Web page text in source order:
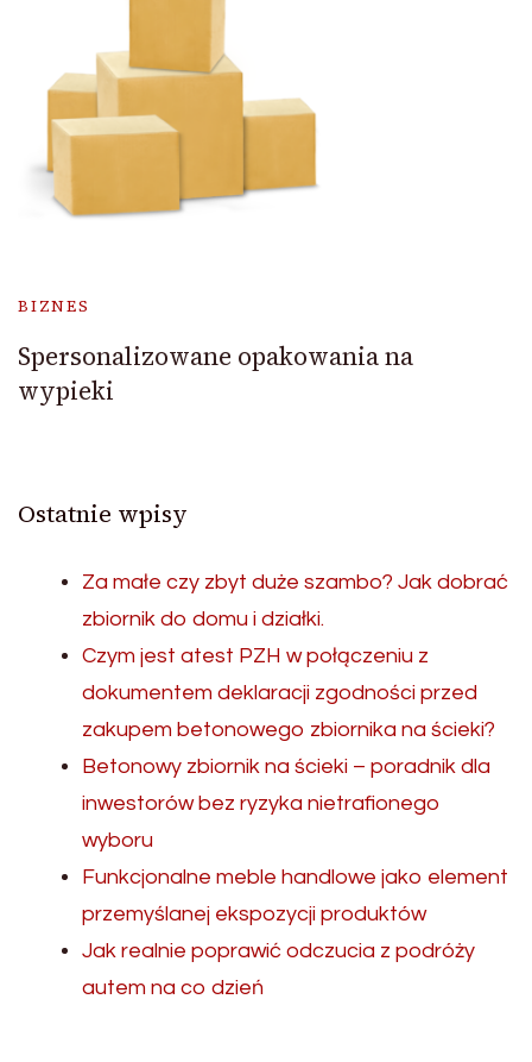
BIZNES
Spersonalizowane opakowania na
wypieki
Ostatnie wpisy
Za małe czy zbyt duże szambo? Jak dobrać
zbiornik do domu i działki.
Czym jest atest PZH w połączeniu z
dokumentem deklaracji zgodności przed
zakupem betonowego zbiornika na ścieki?
Betonowy zbiornik na ścieki – poradnik dla
inwestorów bez ryzyka nietrafionego
wyboru
Funkcjonalne meble handlowe jako element
przemyślanej ekspozycji produktów
Jak realnie poprawić odczucia z podróży
autem na co dzień